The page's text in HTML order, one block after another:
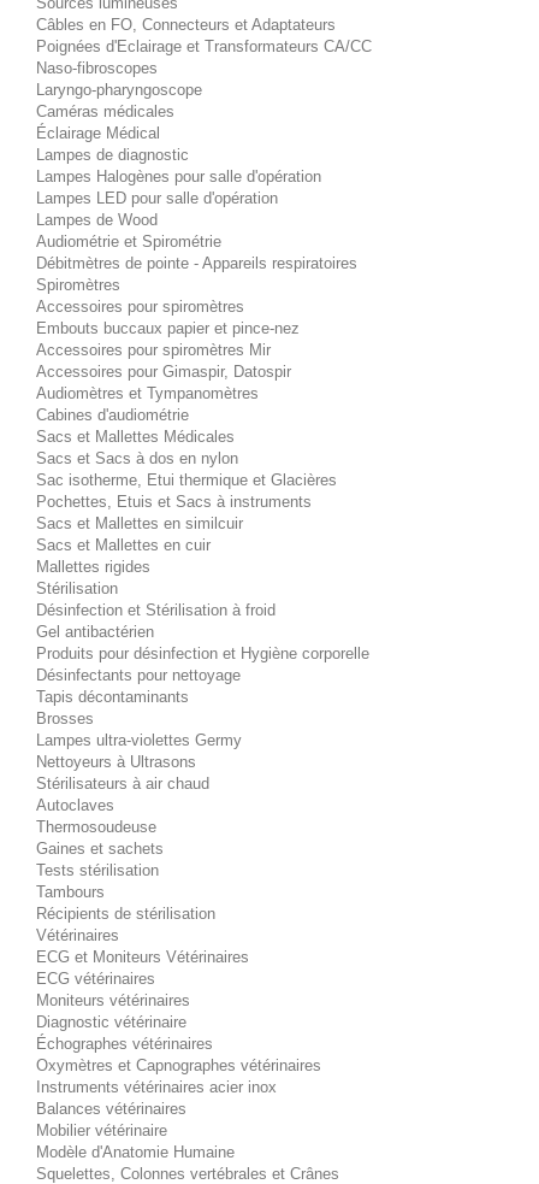
Câbles en FO, Connecteurs et Adaptateurs
Poignées d'Eclairage et Transformateurs CA/CC
Naso-fibroscopes
Laryngo-pharyngoscope
Caméras médicales
Éclairage Médical
Lampes de diagnostic
Lampes Halogènes pour salle d'opération
Lampes LED pour salle d'opération
Lampes de Wood
Audiométrie et Spirométrie
Débitmètres de pointe - Appareils respiratoires
Spiromètres
Accessoires pour spiromètres
Embouts buccaux papier et pince-nez
Accessoires pour spiromètres Mir
Accessoires pour Gimaspir, Datospir
Audiomètres et Tympanomètres
Cabines d'audiométrie
Sacs et Mallettes Médicales
Sacs et Sacs à dos en nylon
Sac isotherme, Etui thermique et Glacières
Pochettes, Etuis et Sacs à instruments
Sacs et Mallettes en similcuir
Sacs et Mallettes en cuir
Mallettes rigides
Stérilisation
Désinfection et Stérilisation à froid
Gel antibactérien
Produits pour désinfection et Hygiène corporelle
Désinfectants pour nettoyage
Tapis décontaminants
Brosses
Lampes ultra-violettes Germy
Nettoyeurs à Ultrasons
Stérilisateurs à air chaud
Autoclaves
Thermosoudeuse
Gaines et sachets
Tests stérilisation
Tambours
Récipients de stérilisation
Vétérinaires
ECG et Moniteurs Vétérinaires
ECG vétérinaires
Moniteurs vétérinaires
Diagnostic vétérinaire
Échographes vétérinaires
Oxymètres et Capnographes vétérinaires
Instruments vétérinaires acier inox
Balances vétérinaires
Mobilier vétérinaire
Modèle d'Anatomie Humaine
Squelettes, Colonnes vertébrales et Crânes